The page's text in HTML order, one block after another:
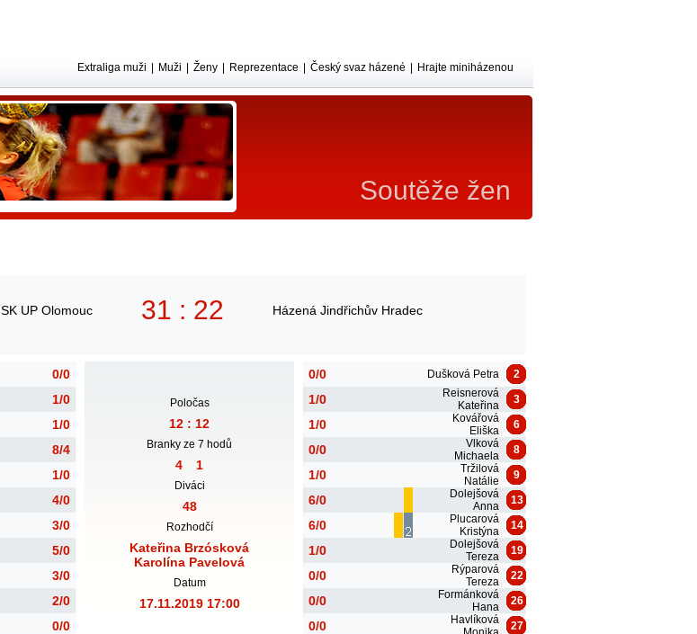
Soutěže žen
Extraliga muži Muži Ženy Reprezentace Český svaz házené Hrajte miniházenou
SK UP Olomouc 31 : 22 Házená Jindřichův Hradec
0/0
1/0
1/0
8/4
1/0
4/0
3/0
5/0
3/0
2/0
0/0
Poločas
12 : 12
Branky ze 7 hodů
4 1
Diváci
48
Rozhodčí
Kateřina Brzósková
Karolína Pavelová
Datum
17.11.2019 17:00
0/0 Dušková Petra 2
1/0
Reisnerová
Kateřina
3
1/0
Kovářová
Eliška
6
0/0
Vlková
Michaela
8
1/0
Tržilová
Natálie
9
6/0
Dolejšová
Anna
13
6/0
Plucarová
Kristýna
14
1/0
Dolejšová
Tereza
19
0/0
Rýparová
Tereza
22
0/0
Formánková
Hana
26
0/0
Havlíková
27